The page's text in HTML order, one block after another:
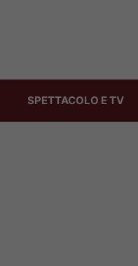
SPETTACOLO E TV